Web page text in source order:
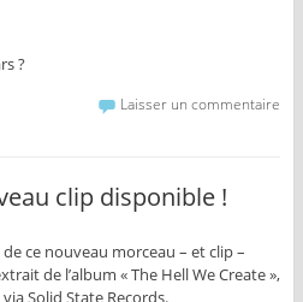
?
Laisser un commentaire
clip disponible !
ce nouveau morceau – et clip –
de l’album « The Hell We Create »,
Solid State Records.